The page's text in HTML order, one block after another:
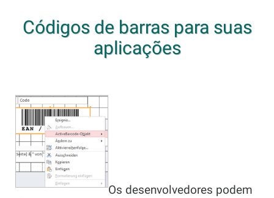
Códigos de barras para suas
aplicações
Os desenvolvedores podem